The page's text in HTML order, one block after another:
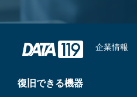
企業情報
復旧できる機器